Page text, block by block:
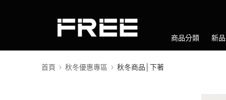
商品分類 新
首頁 秋冬優惠專區 秋冬商品│下著